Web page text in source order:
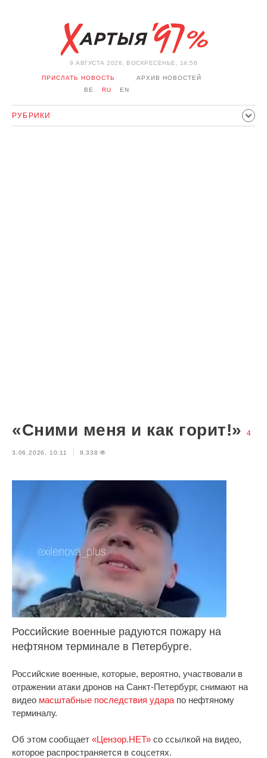
9 АВГУСТА 2026, ВОСКРЕСЕНЬЕ, 14:56
ПРИСЛАТЬ НОВОСТЬ
АРХИВ НОВОСТЕЙ
BE
RU EN
РУБРИКИ
«Сними меня и как горит!» 4
3.06.2026, 10:11 9,338
Российские военные радуются пожару на
нефтяном терминале в Петербурге.
Российские военные, которые, вероятно, участвовали в
отражении атаки дронов на Санкт-Петербург, снимают на
видео масштабные последствия удара по нефтяному
терминалу.
Об этом сообщает «Цензор.НЕТ» со ссылкой на видео,
которое распространяется в соцсетях.